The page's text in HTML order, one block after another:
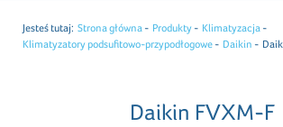
Jesteś tutaj: Strona główna Produkty
Klimatyzacja
Klimatyzatory podsufitowo-przypodłogowe
Daikin
Daikin FVXM-F